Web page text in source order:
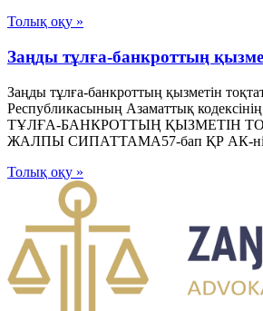
Толық оқу »
Заңды тұлға-банкроттың
Заңды тұлға-банкроттың қызметін
Республикасының Азаматтық
ТҰЛҒА-БАНКРОТТЫҢ ҚЫЗМЕТІН
ЖАЛПЫ СИПАТТАМА57-бап ҚР АК-
Толық оқу »